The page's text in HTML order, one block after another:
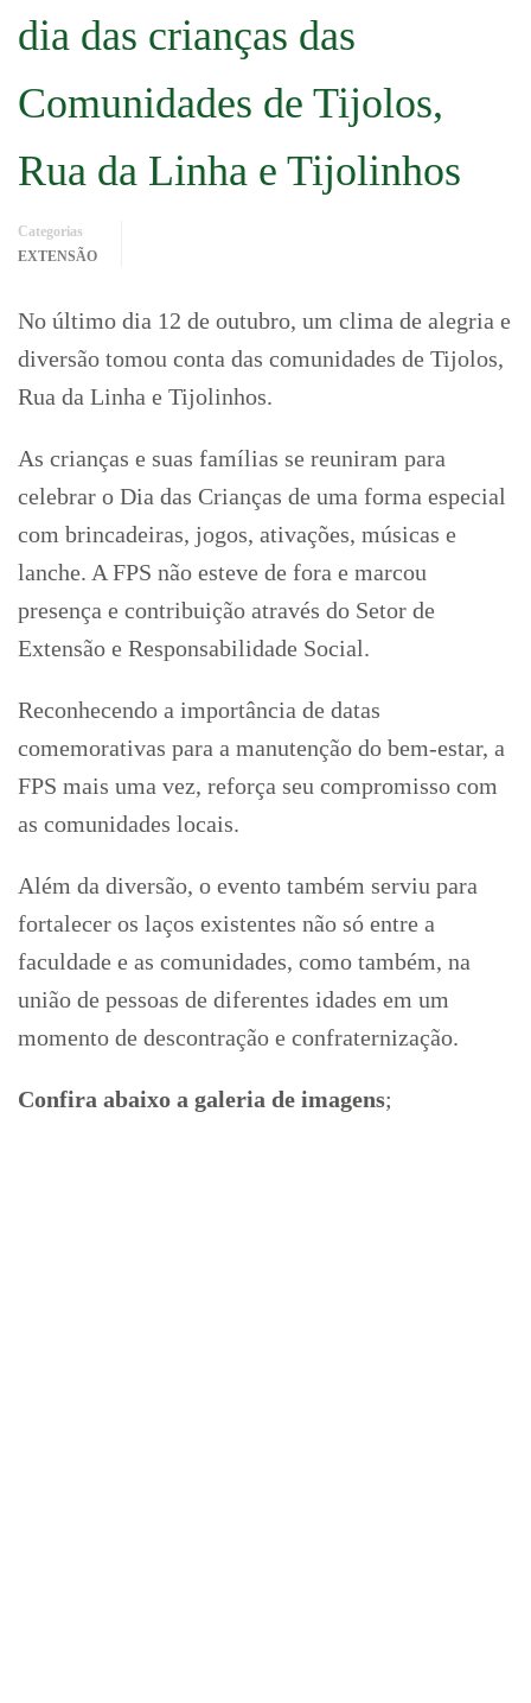
dia das crianças das
Comunidades de Tijolos,
Rua da Linha e Tijolinhos
Categorias
EXTENSÃO
No último dia 12 de outubro, um clima de alegria e
diversão tomou conta das comunidades de Tijolos,
Rua da Linha e Tijolinhos.
As crianças e suas famílias se reuniram para
celebrar o Dia das Crianças de uma forma especial
com brincadeiras, jogos, ativações, músicas e
lanche. A FPS não esteve de fora e marcou
presença e contribuição através do Setor de
Extensão e Responsabilidade Social.
Reconhecendo a importância de datas
comemorativas para a manutenção do bem-estar, a
FPS mais uma vez, reforça seu compromisso com
as comunidades locais.
Além da diversão, o evento também serviu para
fortalecer os laços existentes não só entre a
faculdade e as comunidades, como também, na
união de pessoas de diferentes idades em um
momento de descontração e confraternização.
Confira abaixo a galeria de imagens;